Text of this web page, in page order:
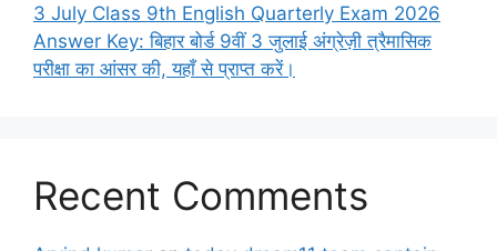
3 July Class 9th English Quarterly Exam 2026
Answer Key: बिहार बोर्ड 9वीं 3 जुलाई अंग्रेज़ी त्रैमासिक
परीक्षा का आंसर की, यहाँ से प्राप्त करें।
Recent Comments